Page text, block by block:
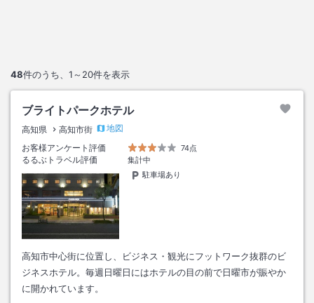
48件のうち、 1～20件を表示
ブライトパークホテル
高知県 高知市街
地図
お客様アンケート評価
74点
るるぶトラベル評価
集計中
駐車場あり
高知市中心街に位置し、ビジネス・観光にフットワーク抜群のビ
ジネスホテル。毎週日曜日にはホテルの目の前で日曜市が賑やか
に開かれています。